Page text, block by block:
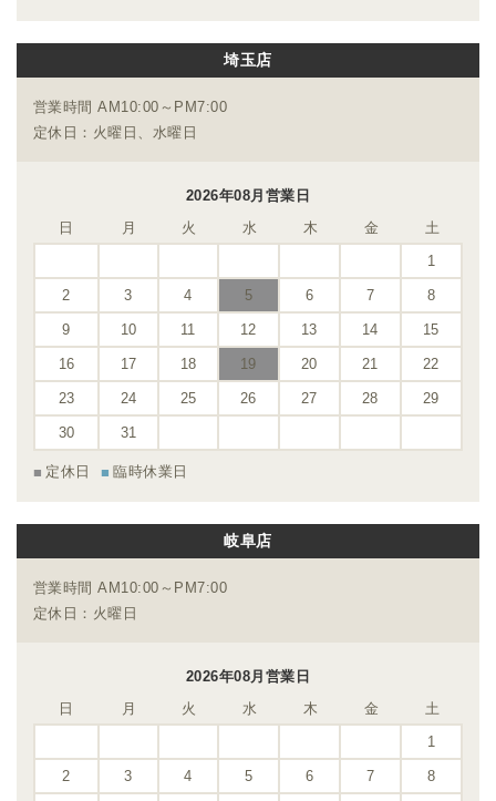
埼玉店
営業時間 AM10:00～PM7:00
定休日：火曜日、水曜日
2026年08月営業日
日
月 火 水 木 金
土
1
2 3 4 5 6 7 8
9 10 11 12 13 14 15
16 17 18 19 20 21 22
23 24 25 26 27 28 29
30 31
定休日 臨時休業日
岐阜店
営業時間 AM10:00～PM7:00
定休日：火曜日
2026年08月営業日
日
月 火 水 木 金
土
1
2 3 4 5 6 7 8